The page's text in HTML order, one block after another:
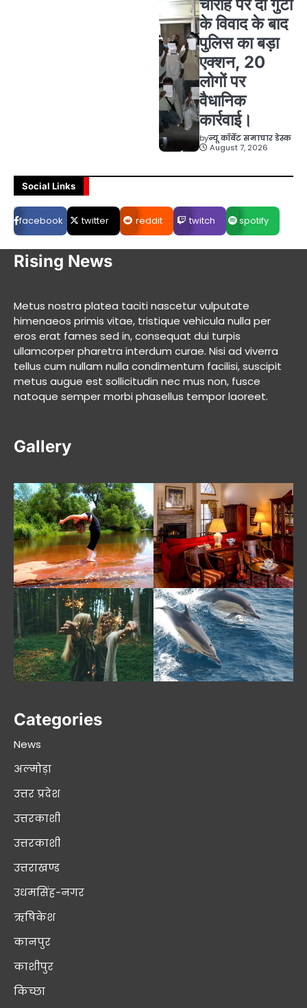
चौराहे पर दो गुटों
के विवाद के बाद
पुलिस का बड़ा
एक्शन, 20
लोगों पर
वैधानिक
कार्रवाई।
byन्यू कॉर्बेट समाचार डेस्क
August 7, 2026
Social Links
facebook twitter reddit twitch spotify
Rising News
Metus nostra platea taciti nascetur vulputate
himenaeos primis vitae, tristique vehicula nulla per
eros erat fames sed in, consequat dui turpis
ullamcorper pharetra interdum curae. Nisi ad viverra
tellus cum nullam nulla condimentum facilisi, suscipit
metus augue est sollicitudin nec mus non, fusce
natoque semper morbi phasellus tempor laoreet.
Gallery
Categories
News
अल्मोड़ा
उत्तर प्रदेश
उत्तरकाशी
उत्तरकाशी
उत्तराखण्ड
उधमसिंह-नगर
ऋषिकेश
कानपुर
काशीपुर
किच्छा